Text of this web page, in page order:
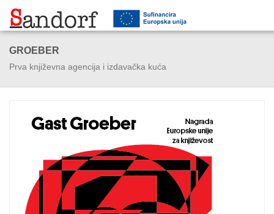
GROEBER
Prva književna agencija i izdavačka kuća